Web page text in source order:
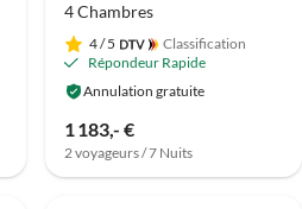
4 Chambres
4/ 5
Classification
Répondeur Rapide
Annulation gratuite
1 183,- €
2 voyageurs / 7 Nuits
4.0 (4)